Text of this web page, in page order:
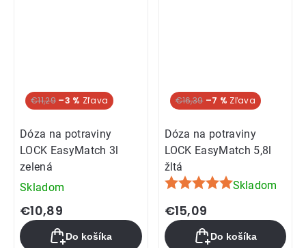
€11,29 –3 %
Dóza na potraviny
LOCK EasyMatch 3l
zelená
Skladom
€10,89
Do košíka
€16,39 –7 %
Dóza na potraviny
LOCK EasyMatch 5,8l
žltá
Priemerné
hodnotenie
produktu
je
Skladom
€15,09
Do košíka